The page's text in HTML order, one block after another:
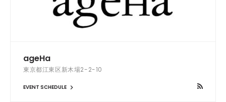
ageHa
東京都江東区新木場2-2-10
EVENT SCHEDULE